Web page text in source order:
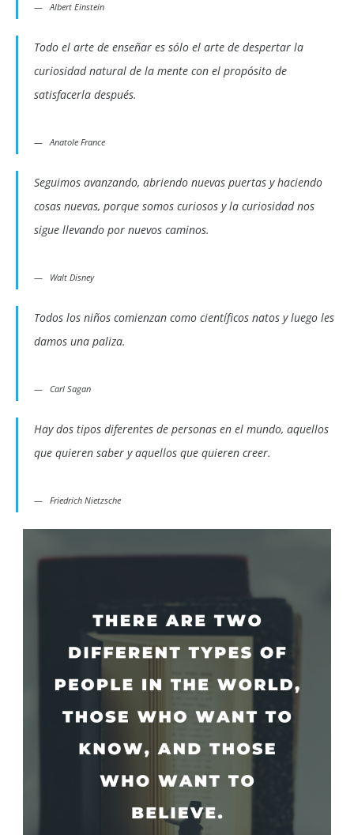
Albert Einstein
Todo el arte de enseñar es sólo el arte de despertar la
curiosidad natural de la mente con el propósito de
satisfacerla después.
Anatole France
Seguimos avanzando, abriendo nuevas puertas y haciendo
cosas nuevas, porque somos curiosos y la curiosidad nos
sigue llevando por nuevos caminos.
Walt Disney
Todos los niños comienzan como científicos natos y luego les
damos una paliza.
Carl Sagan
Hay dos tipos diferentes de personas en el mundo, aquellos
que quieren saber y aquellos que quieren creer.
Friedrich Nietzsche